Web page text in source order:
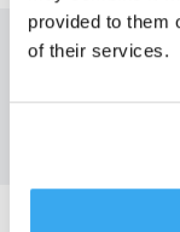
provided to them
of their services.
Obtenez les